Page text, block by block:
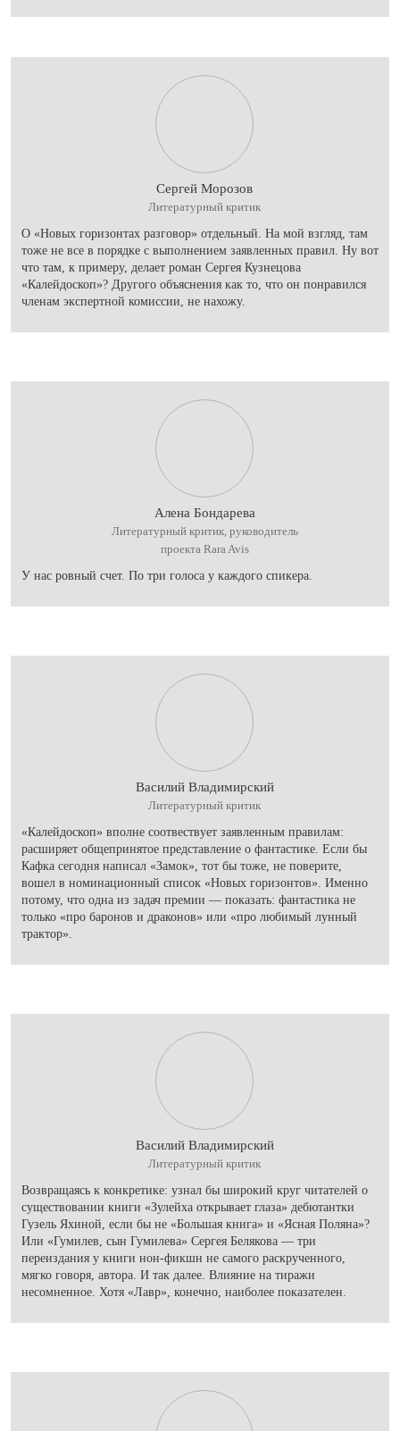
Сергей Морозов
Литературный критик
О «Новых горизонтах разговор» отдельный. На мой взгляд, там
тоже не все в порядке с выполнением заявленных правил. Ну вот
что там, к примеру, делает роман Сергея Кузнецова
«Калейдоскоп»? Другого объяснения как то, что он понравился
членам экспертной комиссии, не нахожу.
Алена Бондарева
Литературный критик, руководитель
проекта Rara Avis
У нас ровный счет. По три голоса у каждого спикера.
Василий Владимирский
Литературный критик
«Калейдоскоп» вполне соотвествует заявленным правилам:
расширяет общепринятое представление о фантастике. Если бы
Кафка сегодня написал «Замок», тот бы тоже, не поверите,
вошел в номинационный список «Новых горизонтов». Именно
потому, что одна из задач премии — показать: фантастика не
только «про баронов и драконов» или «про любимый лунный
трактор».
Василий Владимирский
Литературный критик
Возвращаясь к конкретике: узнал бы широкий круг читателей о
существовании книги «Зулейха открывает глаза» дебютантки
Гузель Яхиной, если бы не «Большая книга» и «Ясная Поляна»?
Или «Гумилев, сын Гумилева» Сергея Белякова — три
переиздания у книги нон-фикшн не самого раскрученного,
мягко говоря, автора. И так далее. Влияние на тиражи
несомненное. Хотя «Лавр», конечно, наиболее показателен.